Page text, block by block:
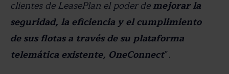
clientes de LeasePlan el poder demejorar la
seguridad, la eficiencia y el cumplimiento
de sus flotas a través de su plataforma
telemática existente, OneConnect”.